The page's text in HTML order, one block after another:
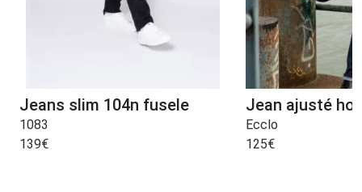
Jeans slim 104n fusele
1083
139€
Jean ajusté
Ecclo
125€